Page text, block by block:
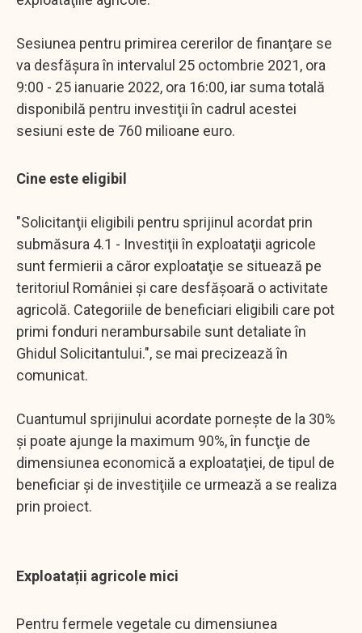
Sesiunea pentru primirea cererilor de finanţare se
va desfăşura în intervalul 25 octombrie 2021, ora
9:00 - 25 ianuarie 2022, ora 16:00, iar suma totală
disponibilă pentru investiţii în cadrul acestei
sesiuni este de 760 milioane euro.
Cine este eligibil
"Solicitanţii eligibili pentru sprijinul acordat prin
submăsura 4.1 - Investiţii în exploataţii agricole
sunt fermierii a căror exploataţie se situează pe
teritoriul României şi care desfăşoară o activitate
agricolă. Categoriile de beneficiari eligibili care pot
primi fonduri nerambursabile sunt detaliate în
Ghidul Solicitantului.", se mai precizează în
comunicat.
Cuantumul sprijinului acordate porneşte de la 30%
şi poate ajunge la maximum 90%, în funcţie de
dimensiunea economică a exploataţiei, de tipul de
beneficiar şi de investiţiile ce urmează a se realiza
prin proiect.
Exploatații agricole mici
Pentru fermele vegetale cu dimensiunea